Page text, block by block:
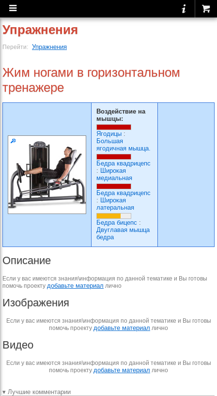
Упражнения
Перейти: Упражнения
Жим ногами в горизонтальном
тренажере
Воздействие на
мышцы:
Ягодицы :
Большая
ягодичная мышца.
Бедра квадрицепс
: Широкая
медиальная
Бедра квадрицепс
: Широкая
латеральная
Бедра бицепс :
Двуглавая мышца
бедра
Описание
Если у вас имеются знания\информация по данной тематике и Вы готовы
помочь проекту добавьте материал лично
Изображения
Если у вас имеются знания\информация по данной тематике и Вы готовы
помочь проекту добавьте материал лично
Видео
Если у вас имеются знания\информация по данной тематике и Вы готовы
помочь проекту добавьте материал лично
▾ Лучшие комментарии